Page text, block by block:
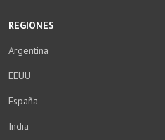
REGIONES
Argentina
EEUU
España
India